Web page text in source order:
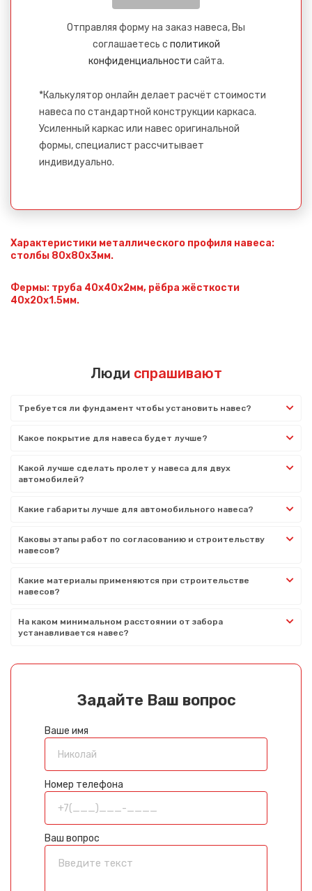
Отправляя форму на заказ навеса, Вы
соглашаетесь с политикой
конфиденциальности сайта.
*Калькулятор онлайн делает расчёт стоимости
навеса по стандартной конструкции каркаса.
Усиленный каркас или навес оригинальной
формы, специалист рассчитывает
индивидуально.
Характеристики металлического профиля навеса:
столбы 80х80х3мм.
Фермы: труба 40х40х2мм, рёбра жёсткости
40х20х1.5мм.
Люди спрашивают
Требуется ли фундамент чтобы установить навес?
Какое покрытие для навеса будет лучше?
Какой лучше сделать пролет у навеса для двух
автомобилей?
Какие габариты лучше для автомобильного навеса?
Каковы этапы работ по согласованию и строительству
навесов?
Какие материалы применяются при строительстве
навесов?
На каком минимальном расстоянии от забора
устанавливается навес?
Задайте Ваш вопрос
Ваше имя
Номер телефона
Ваш вопрос